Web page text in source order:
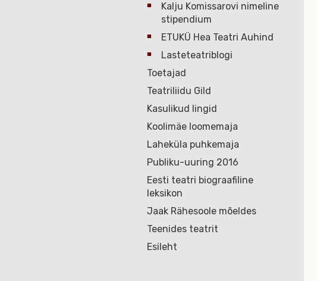
Kalju Komissarovi nimeline
stipendium
ETUKÜ Hea Teatri Auhind
Lasteteatriblogi
Toetajad
Teatriliidu Gild
Kasulikud lingid
Koolimäe loomemaja
Laheküla puhkemaja
Publiku-uuring 2016
Eesti teatri biograafiline
leksikon
Jaak Rähesoole mõeldes
Teenides teatrit
Esileht